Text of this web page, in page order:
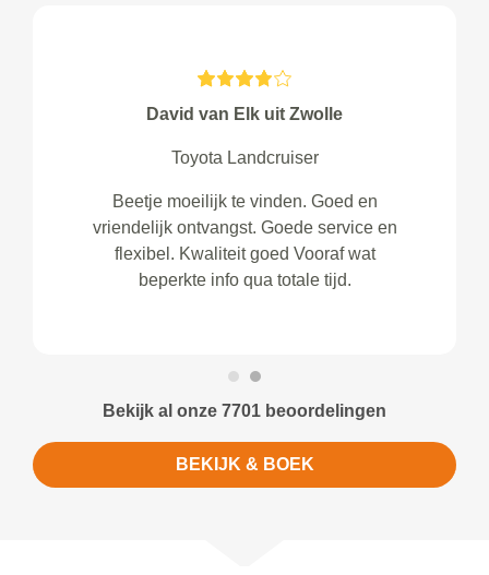
David van Elk uit Zwolle
Toyota Landcruiser
Beetje moeilijk te vinden. Goed en
vriendelijk ontvangst. Goede service en
flexibel. Kwaliteit goed Vooraf wat
beperkte info qua totale tijd.
Bekijk al onze 7701 beoordelingen
BEKIJK & BOEK